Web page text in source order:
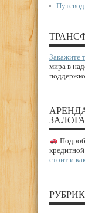
Закажите
мира в
ЗАЛОГА
стоит и